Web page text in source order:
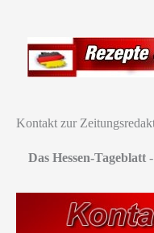
Kontakt zur
Das Hessen-Tageblatt -